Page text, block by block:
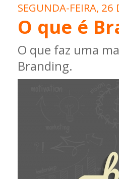
SEGUNDA-FEIRA, 26
O que é
O que faz uma
Branding.